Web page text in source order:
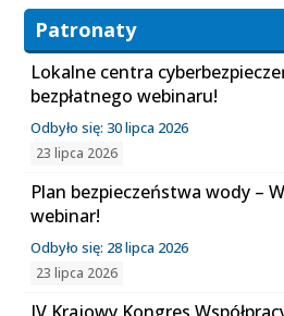
Patronaty
Lokalne centra
bezpłatnego webinaru!
Odbyło się: 30 lipca 2026
23 lipca 2026
Plan bezpieczeństwa wody –
webinar!
Odbyło się: 28 lipca 2026
23 lipca 2026